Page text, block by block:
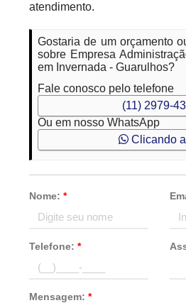
atendimento.
Gostaria de um orçamento
sobre Empresa
em Invernada - Guarulhos?
Fale conosco pelo telefone
(11) 2979-
Ou em nosso WhatsApp
Clicando
Nome:*
Telefone:*
Mensagem:*